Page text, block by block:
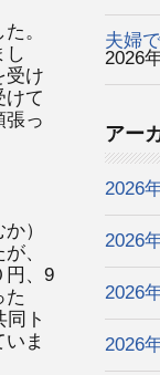
。
し
受け
けて
張っ
）
、
円、9
た
ト
ま
夫婦
2026
アー
2026
2026
2026
2026